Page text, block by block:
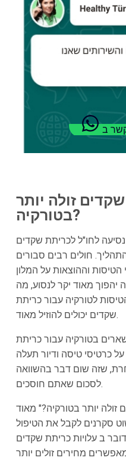
זולה יותר
בטורקיה?
לחו"ל לכריתת שקדים
חולים רבים סבורים
וההוצאות על המלון
יהפוך מאוד יקר לנסוע, מה
לטורקיה עבור כריתת
שקדים יכולים להוזיל מאוד.
בטורקיה עבור כריתת
כרטיסי טיסה ודיור תעלה
שזה שום דבר בהשוואה
לסכום שאתם חוסכים.
יותר בטורקיה?" מאוד
סקרנים לקבל את הטיפול
ב עלויות כריתת שקדים